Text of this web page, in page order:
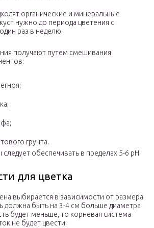
органические и минеральные
нужно до периода цветения с
раз в неделю.
получают путем смешивания
грунта.
обеспечивать в пределах 5-6 рН.
для цветка
выбирается в зависимости от размера
должна быть на 3-4 см больше диаметра
будет меньше, то корневая система
не будет цвести.